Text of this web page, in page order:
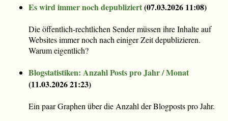
Es wird immer noch depubliziert(07.03.2026 11:08)
Die öffentlich-rechtlichen Sender müssen ihre Inhalte auf
Websites immer noch nach einiger Zeit depublizieren.
Warum eigentlich?
Blogstatistiken: Anzahl Posts pro Jahr / Monat
(11.03.2026 21:23)
Ein paar Graphen über die Anzahl der Blogposts pro Jahr.